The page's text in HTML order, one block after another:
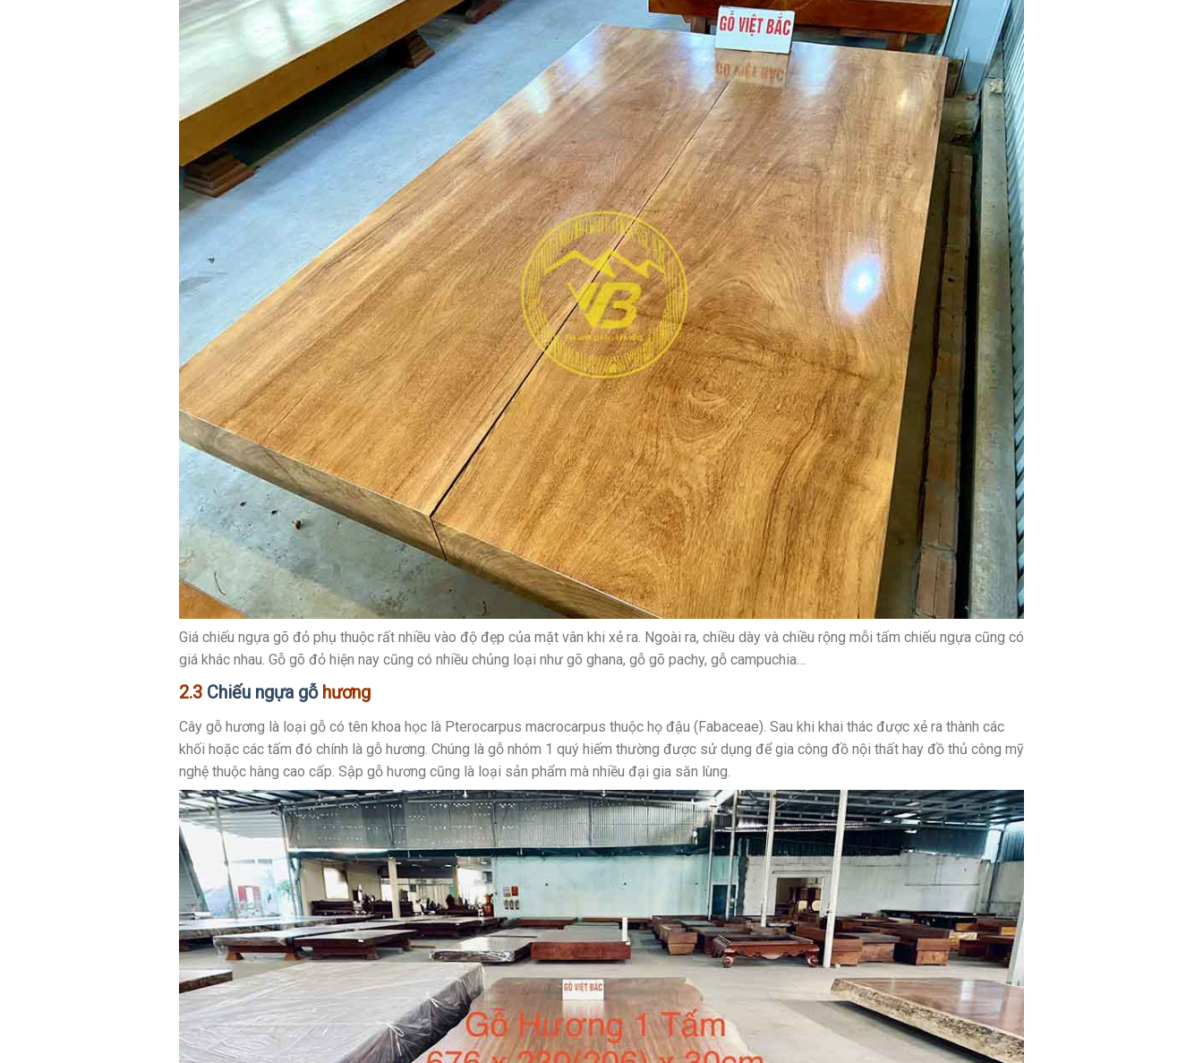
Giá chiếu ngựa gõ đỏ phụ thuộc rất nhiều vào độ đẹp của mặt vân khi xẻ ra. Ngoài ra, chiều dày và chiều rộng mỗi tấm chiếu ngựa cũng có
giá khác nhau. Gỗ gõ đỏ hiện nay cũng có nhiều chủng loại như gõ ghana, gỗ gõ pachy, gỗ campuchia…
2.3 Chiếu ngựa gỗhương
Cây gỗ hương là loại gỗ có tên khoa học là Pterocarpus macrocarpus thuộc họ đậu (Fabaceae). Sau khi khai thác được xẻ ra thành các
khối hoặc các tấm đó chính là gỗ hương. Chúng là gỗ nhóm 1 quý hiếm thường được sử dụng để gia công đồ nội thất hay đồ thủ công mỹ
nghệ thuộc hàng cao cấp. Sập gỗ hương cũng là loại sản phẩm mà nhiều đại gia săn lùng.